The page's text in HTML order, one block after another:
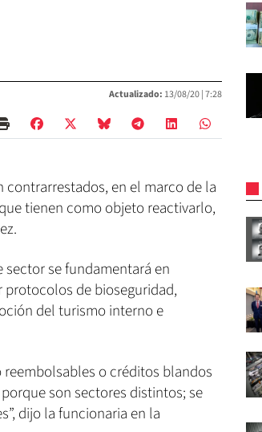
Actualizado: 13/08/20 |7:28
en el marco de la
tienen como objeto reactivarlo,
se fundamentará en
de bioseguridad,
del turismo interno e
o créditos blandos
son sectores distintos; se
dijo la funcionaria en la